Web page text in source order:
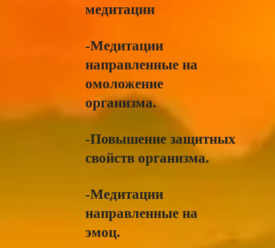
медитации
-Медитации
направленные на
омоложение
организма.
-Повышение защитных
свойств организма.
-Медитации
направленные на
эмоц.